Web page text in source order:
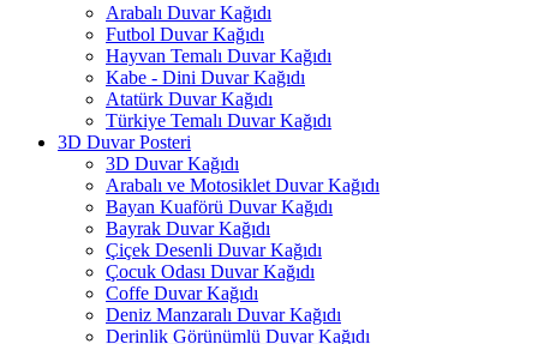
Arabalı Duvar Kağıdı
Futbol Duvar Kağıdı
Hayvan Temalı Duvar Kağıdı
Kabe - Dini Duvar Kağıdı
Atatürk Duvar Kağıdı
Türkiye Temalı Duvar Kağıdı
3D Duvar Posteri
3D Duvar Kağıdı
Arabalı ve Motosiklet Duvar Kağıdı
Bayan Kuaförü Duvar Kağıdı
Bayrak Duvar Kağıdı
Çiçek Desenli Duvar Kağıdı
Çocuk Odası Duvar Kağıdı
Coffe Duvar Kağıdı
Deniz Manzaralı Duvar Kağıdı
Derinlik Görünümlü Duvar Kağıdı